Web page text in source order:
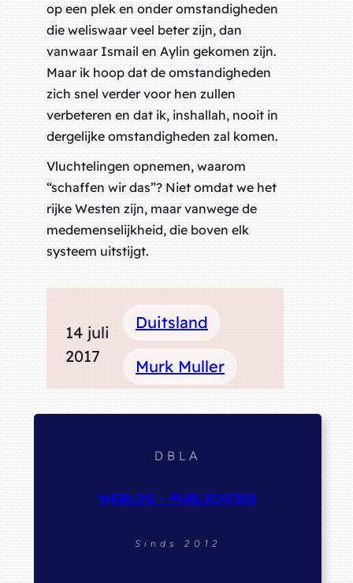
op een plek en onder omstandigheden
die weliswaar veel beter zijn, dan
vanwaar Ismail en Aylin gekomen zijn.
Maar ik hoop dat de omstandigheden
zich snel verder voor hen zullen
verbeteren en dat ik, inshallah, nooit in
dergelijke omstandigheden zal komen.
Vluchtelingen opnemen, waarom
“schaffen wir das”? Niet omdat we het
rijke Westen zijn, maar vanwege de
medemenselijkheid, die boven elk
systeem uitstijgt.
14 juli
2017
Duitsland
Murk Muller
DBLA
WEBLOG – PUBLICATIES
Sinds 2012